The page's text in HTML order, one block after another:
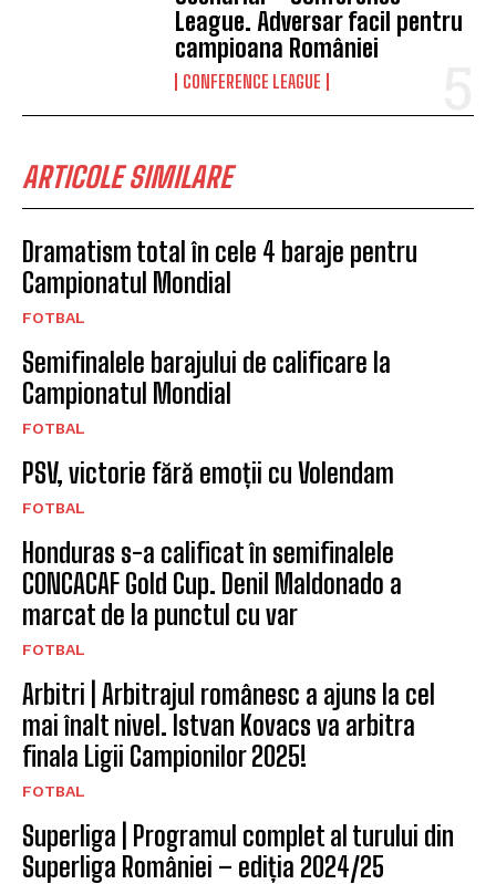
League. Adversar facil pentru
campioana României
CONFERENCE LEAGUE
ARTICOLE SIMILARE
Dramatism total în cele 4 baraje pentru
Campionatul Mondial
FOTBAL
Semifinalele barajului de calificare la
Campionatul Mondial
FOTBAL
PSV, victorie fără emoții cu Volendam
FOTBAL
Honduras s-a calificat în semifinalele
CONCACAF Gold Cup. Denil Maldonado a
marcat de la punctul cu var
FOTBAL
Arbitri | Arbitrajul românesc a ajuns la cel
mai înalt nivel. Istvan Kovacs va arbitra
finala Ligii Campionilor 2025!
FOTBAL
Superliga | Programul complet al turului din
Superliga României – ediția 2024/25